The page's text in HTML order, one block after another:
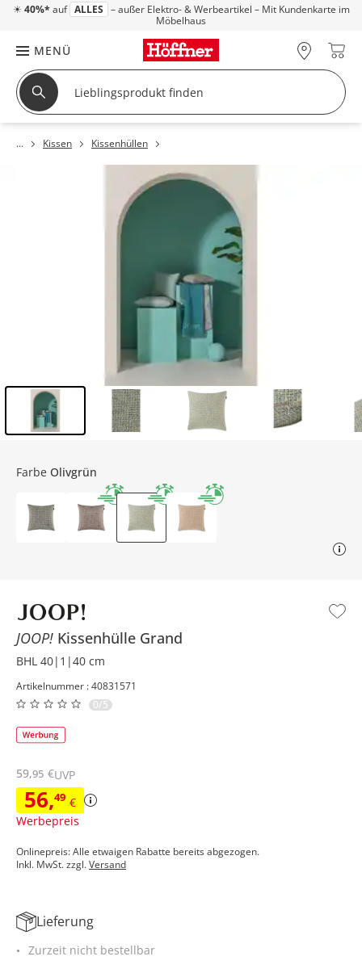
☀ 40%* auf ALLES – außer Elektro- & Werbeartikel – Mit Kundenkarte im
Möbelhaus
MENÜ
Kissen Kissenhüllen
JOOP! Kissenhülle Grand
BHL 40|1|40 cm
Artikelnummer : 40831571
0/5
56,49 €
Werbepreis
59,95 €UVP
Onlinepreis: Alle etwaigen Rabatte bereits abgezogen.
Inkl. MwSt. zzgl.Versand
Farbe Olivgrün
Lieferung
Zurzeit nicht bestellbar